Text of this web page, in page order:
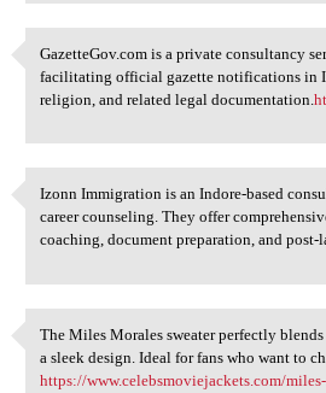
GazetteGov.com is a private
GazetteGov.com is a private consultancy
facilitating official gazette notifications in
religion, and related legal documentation.
Izonn Immigration is an
Izonn Immigration is an Indore-based
career counseling. They offer
coaching, document preparation, and post-
The Miles Morales sweater
The Miles Morales sweater perfectly
a sleek design. Ideal for fans who want to
https://www.celebsmoviejackets.com/